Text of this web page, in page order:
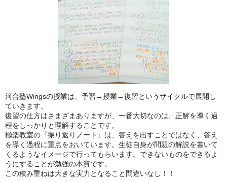
河合塾Wingsの授業は、予習→授業→復習というサイクルで展開し
ていきます。
復習の仕方はさまざまありますが、一番大切なのは、正解を導く過
程をしっかりと理解することです。
極楽教室の『振り返りノート』は、答えを出すことではなく、答え
を導く過程に重点をおいています。生徒自身が問題の解説を書いて
くるようなイメージで行ってもらいます。できないものをできるよ
うにすることが勉強の本質です。
この積み重ねは大きな実力となること間違いなし！！